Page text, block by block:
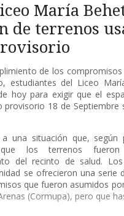
María
de terrenos
de los
estudiantes del Liceo
hoy para exigir que el
18 de Septiembre
una situación que, según
los terrenos fueron
del recinto de salud. Los
se ofrecieron una serie
que fueron asumidos
(Cormupa), pero que